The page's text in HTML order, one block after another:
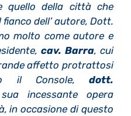
quello della città che
dell’ autore, Dott.
molto come autore e
cav. Barra, cui
affetto protrattosi
il Console, dott.
incessante opera
in occasione di questo